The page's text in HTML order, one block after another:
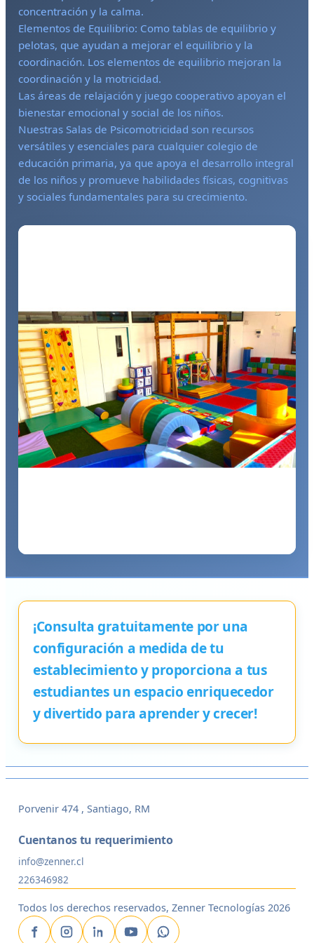
concentración y la calma.
Elementos de Equilibrio: Como tablas de equilibrio y
pelotas, que ayudan a mejorar el equilibrio y la
coordinación. Los elementos de equilibrio mejoran la
coordinación y la motricidad.
Las áreas de relajación y juego cooperativo apoyan el
bienestar emocional y social de los niños.
Nuestras Salas de Psicomotricidad son recursos
versátiles y esenciales para cualquier colegio de
educación primaria, ya que apoya el desarrollo integral
de los niños y promueve habilidades físicas, cognitivas
y sociales fundamentales para su crecimiento.
¡Consulta gratuitamente por una
configuración a medida de tu
establecimiento y proporciona a tus
estudiantes un espacio enriquecedor
y divertido para aprender y crecer!
Porvenir 474 , Santiago, RM
Cuentanos tu requerimiento
info@zenner.cl
226346982
Todos los derechos reservados, Zenner Tecnologías 2026